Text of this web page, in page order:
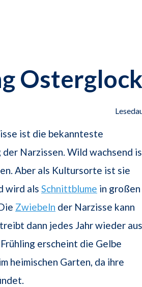
ist die bekannteste
Narzissen. Wild wachsend
Aber als Kultursorte ist sie
wird als Schnittblume in großen
Zwiebeln der Narzisse kann
dann jedes Jahr wieder
erscheint die Gelbe
heimischen Garten, da ihre